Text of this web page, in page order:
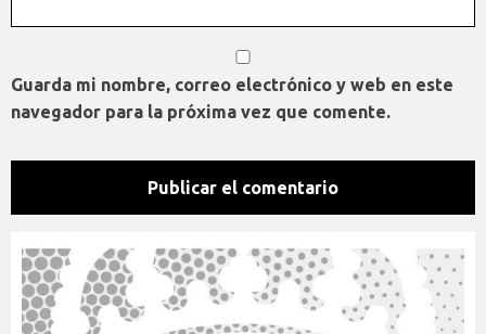
Guarda mi nombre, correo electrónico y web en este
navegador para la próxima vez que comente.